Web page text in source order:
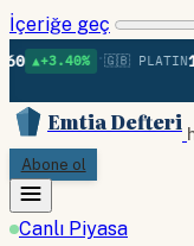
İçeriğe geç
• 🇬🇧 PLATIN1.736
Emtia Defteri
Abone ol
Canlı Piyasa